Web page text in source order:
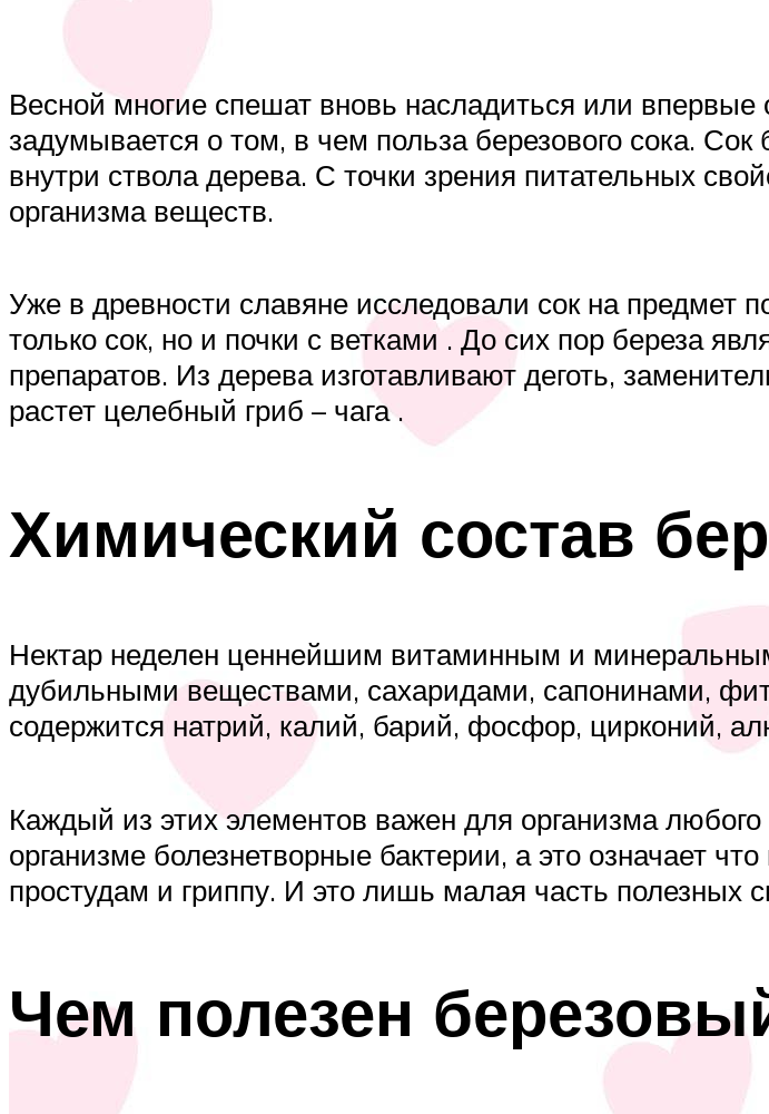
Весной многие спешат вновь насладиться или
задумывается о том, в чем польза березового сока.
внутри ствола дерева. С точки зрения питательных
организма веществ.
Уже в древности славяне исследовали сок на предмет
только сок, но и почки с ветками . До сих пор береза
препаратов. Из дерева изготавливают деготь,
растет целебный гриб – чага .
Химический состав
Нектар неделен ценнейшим витаминным и
дубильными веществами, сахаридами, сапонинами,
содержится натрий, калий, барий, фосфор, цирконий,
Каждый из этих элементов важен для организма
организме болезнетворные бактерии, а это означает
простудам и гриппу. И это лишь малая часть полезных
Чем полезен